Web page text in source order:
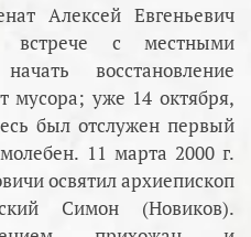
Алексей Евгеньевич
встрече с местными
восстановление
мусора; уже 14 октября,
был отслужен первый
11 марта 2000 г.
освятил архиепископ
Симон (Новиков).